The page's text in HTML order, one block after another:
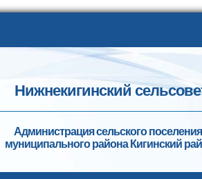
Нижнекигинский
Администрация сельского
муниципального района Кигинский